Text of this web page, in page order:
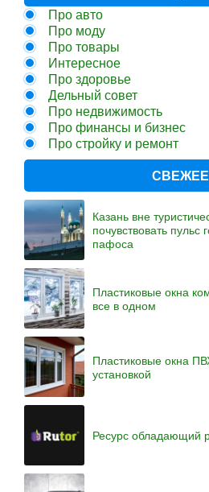
Про авто
Про моду
Про товары
Интересное
Про здоровье
Дельный совет
Про недвижимость
Про финансы и бизнес
Про стройку и ремонт
СВЕЖЕЕ
Казань вне
почувствовать пульс
пафоса
Пластиковые окна
все в одном
Пластиковые окна
установкой
Ресурс обладающий